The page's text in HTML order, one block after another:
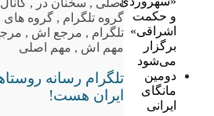
و حکمت
اشراقی»
برگزار
می‌شود
دومین
مانگای
ایرانی
اصلی , سخنان در ,
گروه تلگرام , گروه های
تلگرام , مرجع اش ,
مهم اش , مهم اصلی
تلگرام رسانه
ایران هست!